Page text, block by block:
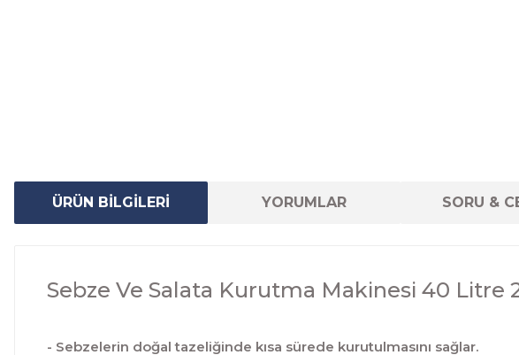
ÜRÜN BİLGİLERİ YORUMLAR SORU &
Sebze Ve Salata Kurutma Makinesi 40 Litre
- Sebzelerin doğal tazeliğinde kısa sürede kurutulmasını sağlar.